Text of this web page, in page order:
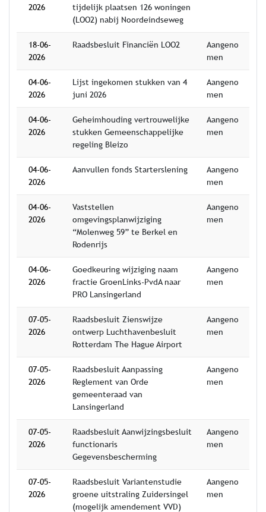
2026
tijdelijk plaatsen 126 woningen
(LOO2) nabij Noordeindseweg
18-06-
2026
Raadsbesluit Financiën LOO2
Aangeno
men
04-06-
2026
Lijst ingekomen stukken van 4
juni 2026
Aangeno
men
04-06-
2026
Geheimhouding vertrouwelijke
stukken Gemeenschappelijke
regeling Bleizo
Aangeno
men
04-06-
2026
Aanvullen fonds Starterslening
Aangeno
men
04-06-
2026
Vaststellen
omgevingsplanwijziging
“Molenweg 59” te Berkel en
Rodenrijs
Aangeno
men
04-06-
2026
Goedkeuring wijziging naam
fractie GroenLinks-PvdA naar
PRO Lansingerland
Aangeno
men
07-05-
2026
Raadsbesluit Zienswijze
ontwerp Luchthavenbesluit
Rotterdam The Hague Airport
Aangeno
men
07-05-
2026
Raadsbesluit Aanpassing
Reglement van Orde
gemeenteraad van
Lansingerland
Aangeno
men
07-05-
2026
Raadsbesluit Aanwijzingsbesluit
functionaris
Gegevensbescherming
Aangeno
men
07-05-
2026
Raadsbesluit Variantenstudie
groene uitstraling Zuidersingel
(mogelijk amendement VVD)
Aangeno
men